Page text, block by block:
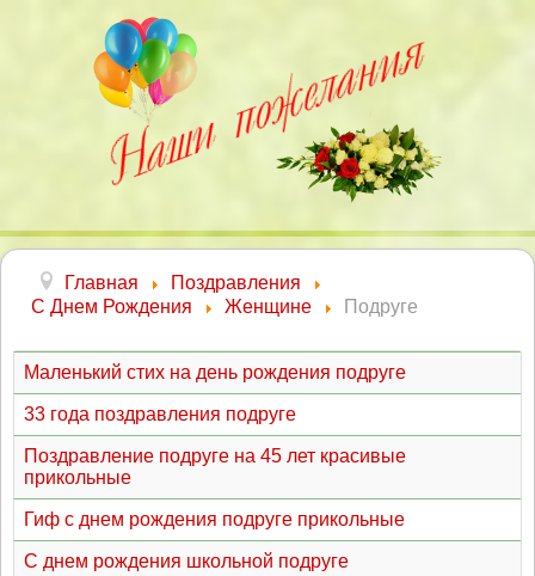
Главная
Поздравления
С Днем Рождения
Женщине Подруге
Маленький стих на день рождения подруге
33 года поздравления подруге
Поздравление подруге на 45 лет красивые
прикольные
Гиф с днем рождения подруге прикольные
С днем рождения школьной подруге